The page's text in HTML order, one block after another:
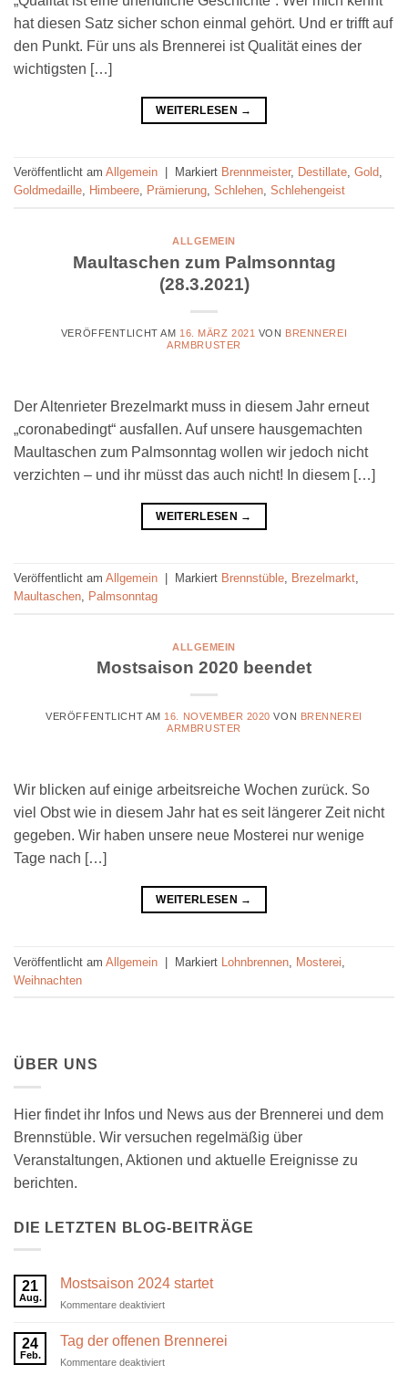
hat diesen Satz sicher schon einmal gehört. Und er trifft auf
den Punkt. Für uns als Brennerei ist Qualität eines der
wichtigsten […]
WEITERLESEN →
Veröffentlicht am Allgemein Markiert Brennmeister, Destillate, Gold,
Goldmedaille, Himbeere, Prämierung, Schlehen, Schlehengeist
ALLGEMEIN
Maultaschen zum Palmsonntag
(28.3.2021)
VERÖFFENTLICHT AM 16. MÄRZ 2021 VON BRENNEREI
ARMBRUSTER
Der Altenrieter Brezelmarkt muss in diesem Jahr erneut
„coronabedingt“ ausfallen. Auf unsere hausgemachten
Maultaschen zum Palmsonntag wollen wir jedoch nicht
verzichten – und ihr müsst das auch nicht! In diesem […]
WEITERLESEN →
Veröffentlicht am Allgemein Markiert Brennstüble, Brezelmarkt,
Maultaschen, Palmsonntag
ALLGEMEIN
Mostsaison 2020 beendet
VERÖFFENTLICHT AM 16. NOVEMBER 2020 VON
BRENNEREI
ARMBRUSTER
Wir blicken auf einige arbeitsreiche Wochen zurück. So
viel Obst wie in diesem Jahr hat es seit längerer Zeit nicht
gegeben. Wir haben unsere neue Mosterei nur wenige
Tage nach […]
WEITERLESEN →
Veröffentlicht am Allgemein | Markiert Lohnbrennen Mosterei
Weihnachten
ÜBER UNS
Hier findet ihr Infos und News aus der Brennerei und dem
Brennstüble. Wir versuchen regelmäßig über
Veranstaltungen, Aktionen und aktuelle Ereignisse zu
berichten.
DIE LETZTEN BLOG-BEITRÄGE
21
Aug.
Mostsaison 2024 startet
Kommentare deaktiviertfür
2024
24
Feb.
Tag der offenen Brennerei
Kommentare deaktiviertfür